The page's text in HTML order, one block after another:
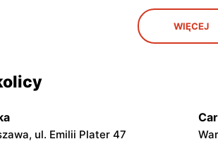
ul. Kazimierza SzpotańskiegoWIĘCEJ
ul. Emilii Plater 47